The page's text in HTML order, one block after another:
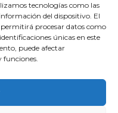
tecnologías como las
del dispositivo. El
procesar datos como
únicas en este
puede afectar
funciones.
1º. Palma de